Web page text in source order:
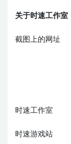
关于时速工作室
截图上的网址
时速工作室
时速游戏站